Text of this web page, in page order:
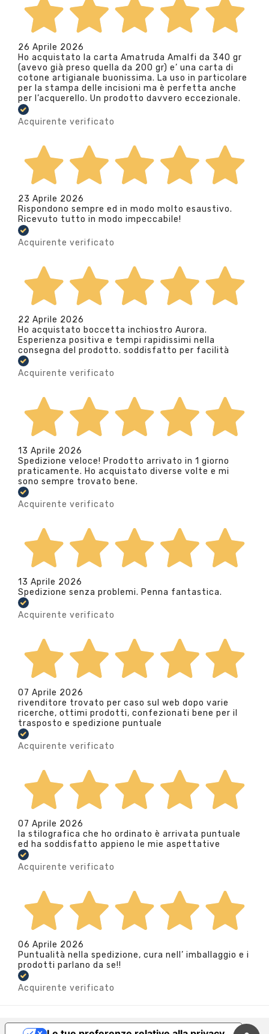
26 Aprile 2026
Ho acquistato la carta Amatruda Amalfi da 340 gr
(avevo già preso quella da 200 gr) e’ una carta di
cotone artigianale buonissima. La uso in particolare
per la stampa delle incisioni ma è perfetta anche
per l’acquerello. Un prodotto davvero eccezionale.
Acquirente verificato
23 Aprile 2026
Rispondono sempre ed in modo molto esaustivo.
Ricevuto tutto in modo impeccabile!
Acquirente verificato
22 Aprile 2026
Ho acquistato boccetta inchiostro Aurora.
Esperienza positiva e tempi rapidissimi nella
consegna del prodotto. soddisfatto per facilità
Acquirente verificato
13 Aprile 2026
Spedizione veloce! Prodotto arrivato in 1 giorno
praticamente. Ho acquistato diverse volte e mi
sono sempre trovato bene.
Acquirente verificato
13 Aprile 2026
Spedizione senza problemi. Penna fantastica.
Acquirente verificato
07 Aprile 2026
rivenditore trovato per caso sul web dopo varie
ricerche, ottimi prodotti, confezionati bene per il
trasposto e spedizione puntuale
Acquirente verificato
07 Aprile 2026
la stilografica che ho ordinato è arrivata puntuale
ed ha soddisfatto appieno le mie aspettative
Acquirente verificato
06 Aprile 2026
Puntualità nella spedizione, cura nell’ imballaggio e i
prodotti parlano da se!!
Acquirente verificato